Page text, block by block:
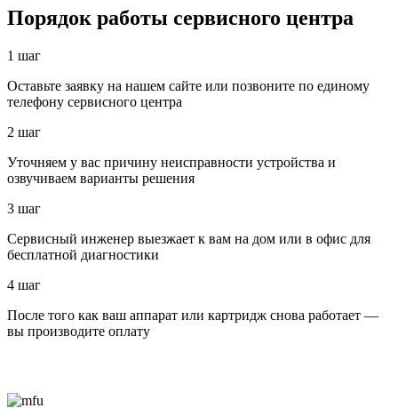
Порядок работы сервисного центра
1 шаг
Оставьте заявку на нашем сайте или позвоните по единому
телефону сервисного центра
2 шаг
Уточняем у вас причину неисправности устройства и
озвучиваем варианты решения
3 шаг
Сервисный инженер выезжает к вам на дом или в офис для
бесплатной диагностики
4 шаг
После того как ваш аппарат или картридж снова работает —
вы производите оплату